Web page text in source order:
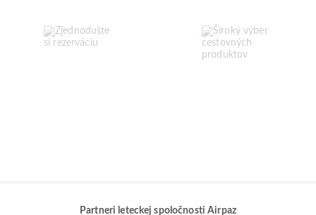
Partneri leteckej spoločnosti Airpaz